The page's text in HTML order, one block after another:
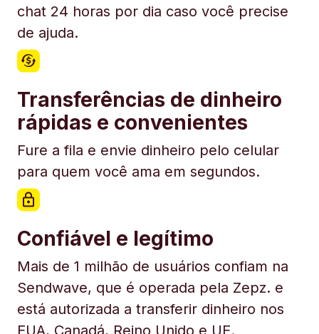
chat 24 horas por dia caso você precise
de ajuda.
Transferências de dinheiro
rápidas e convenientes
Fure a fila e envie dinheiro pelo celular
para quem você ama em segundos.
Confiável e legítimo
Mais de 1 milhão de usuários confiam na
Sendwave, que é operada pela Zepz. e
está autorizada a transferir dinheiro nos
EUA, Canadá, Reino Unido e UE.